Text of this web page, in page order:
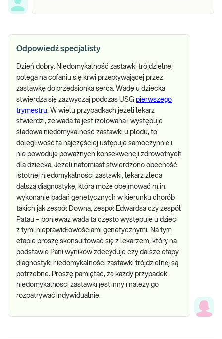
Odpowiedź specjalisty
Dzień dobry. Niedomykalność zastawki trójdzielnej
polega na cofaniu się krwi przepływającej przez
zastawkę do przedsionka serca. Wadę u dziecka
stwierdza się zazwyczaj podczas USG pierwszego
trymestru. W wielu przypadkach jeżeli lekarz
stwierdzi, że wada ta jest izolowana i występuje
śladowa niedomykalność zastawki u płodu, to
dolegliwość ta najczęściej ustępuje samoczynnie i
nie powoduje poważnych konsekwencji zdrowotnych
dla dziecka. Jeżeli natomiast stwierdzono obecność
istotnej niedomykalności zastawki, lekarz zleca
dalszą diagnostykę, która może obejmować m.in.
wykonanie badań genetycznych w kierunku chorób
takich jak zespół Downa, zespół Edwardsa czy zespół
Patau – ponieważ wada ta często występuje u dzieci
z tymi nieprawidłowościami genetycznymi. Na tym
etapie proszę skonsultować się z lekarzem, który na
podstawie Pani wyników zdecyduje czy dalsze etapy
diagnostyki niedomykalności zastawki trójdzielnej są
potrzebne. Proszę pamiętać, że każdy przypadek
niedomykalności zastawki jest inny i należy go
rozpatrywać indywidualnie.